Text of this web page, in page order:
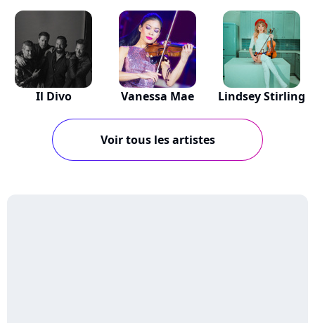
Il Divo Vanessa Mae Lindsey Stirling
Voir tous les artistes